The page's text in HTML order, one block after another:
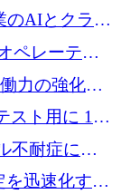
テムを構築
調達
のAIとクラウ
めに470万ポ
ペレーティ
万ユーロ
力の強化に
得
スト用に 110
開始
不耐症に取
を迅速化する